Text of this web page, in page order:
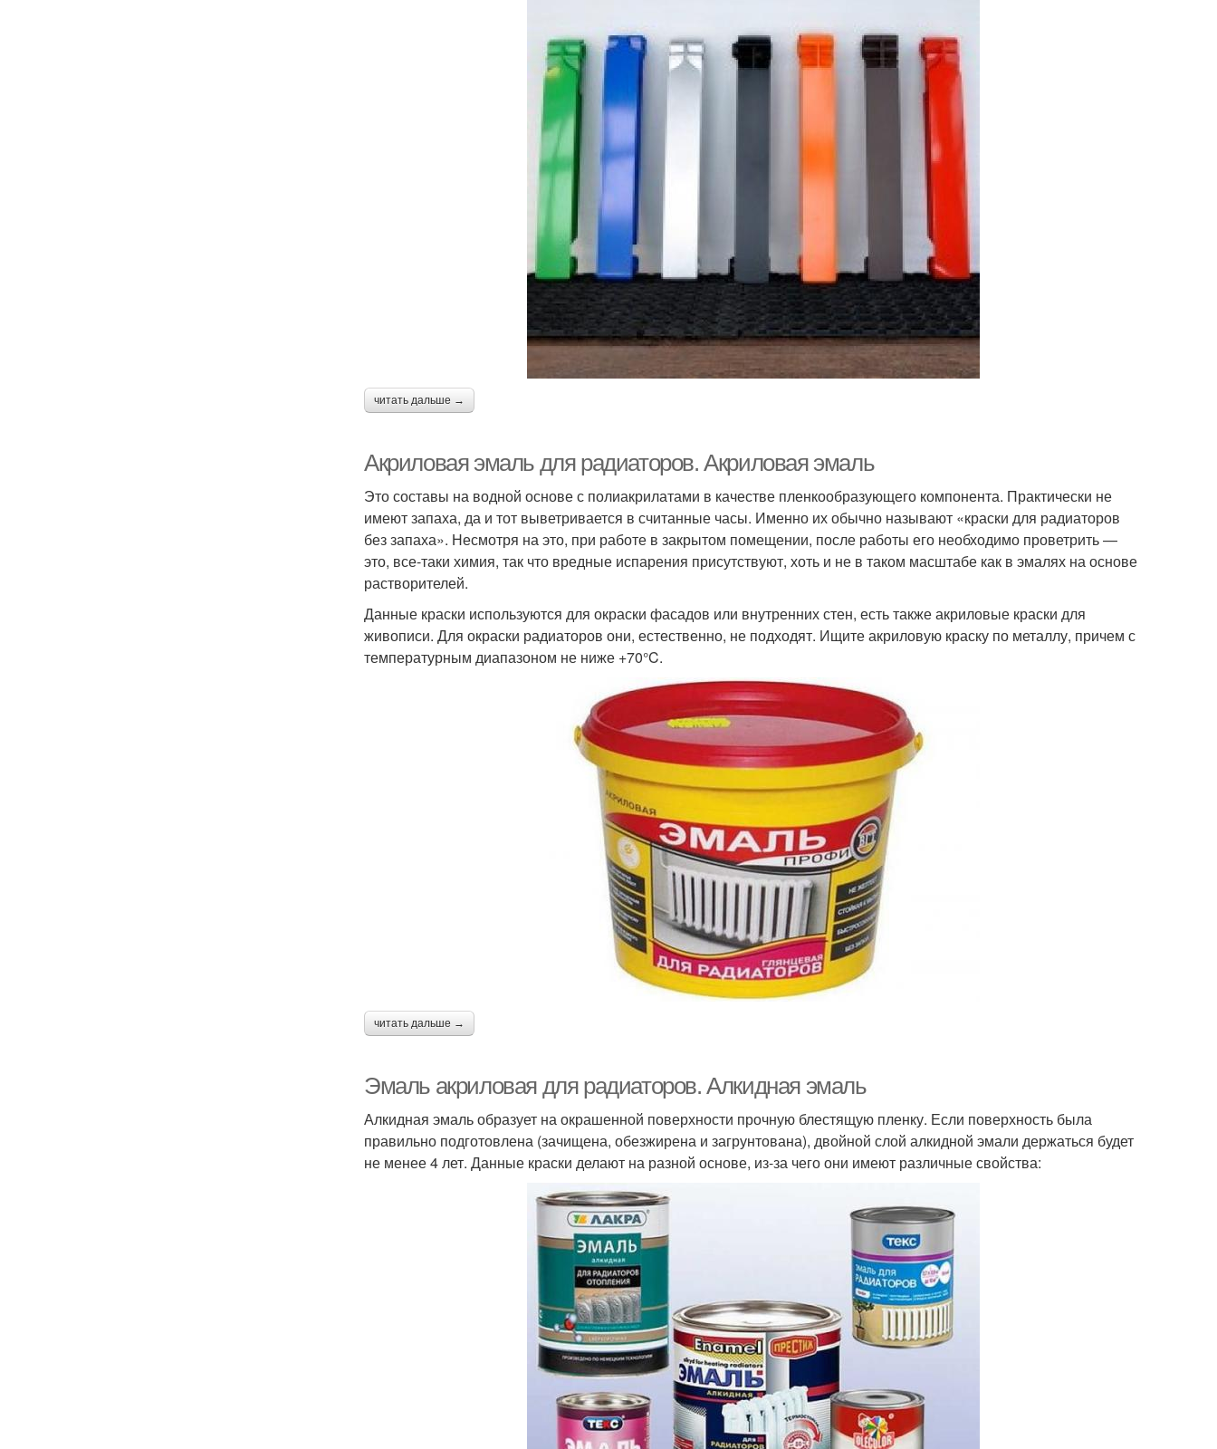
читать дальше →
Акриловая эмаль для радиаторов. Акриловая эмаль
Это составы на водной основе с полиакрилатами в качестве пленкообразующего компонента. Практически не
имеют запаха, да и тот выветривается в считанные часы. Именно их обычно называют «краски для радиаторов
без запаха». Несмотря на это, при работе в закрытом помещении, после работы его необходимо проветрить —
это, все-таки химия, так что вредные испарения присутствуют, хоть и не в таком масштабе как в эмалях на основе
растворителей.
Данные краски используются для окраски фасадов или внутренних стен, есть также акриловые краски для
живописи. Для окраски радиаторов они, естественно, не подходят. Ищите акриловую краску по металлу, причем с
температурным диапазоном не ниже +70°C.
читать дальше →
Эмаль акриловая для радиаторов. Алкидная эмаль
Алкидная эмаль образует на окрашенной поверхности прочную блестящую пленку. Если поверхность была
правильно подготовлена (зачищена, обезжирена и загрунтована), двойной слой алкидной эмали держаться будет
не менее 4 лет. Данные краски делают на разной основе, из-за чего они имеют различные свойства: